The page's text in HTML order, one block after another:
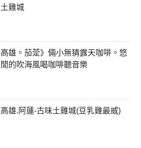
土雞城
高雄。茄萣》倆小無猜露天咖啡。悠
閒的吹海風喝咖啡聽音樂
高雄.阿蓮-古味土雞城(豆乳雞最威)